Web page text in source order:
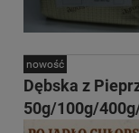
Dębska z
50g/100g/
nowość